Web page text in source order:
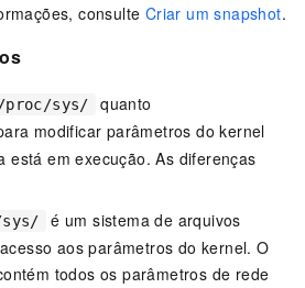
consulte Criar um snapshot.
/proc/sys/ quanto
modificar parâmetros do kernel
está em execução. As diferenças
é um sistema de arquivos
aos parâmetros do kernel. O
todos os parâmetros de rede